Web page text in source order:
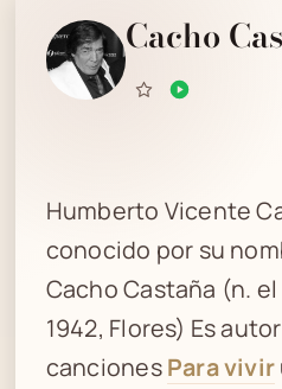
Cacho
Humberto Vicente
conocido por su
Cacho Castaña (n. el
1942, Flores) Es
cancionesPara vivir